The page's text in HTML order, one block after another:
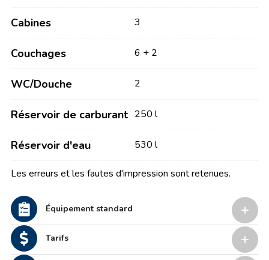
Cabines 3
Couchages 6 + 2
WC/Douche 2
Réservoir de carburant 250 l
Réservoir d'eau 530 l
Les erreurs et les fautes d'impression sont retenues.
Équipement standard
Tarifs